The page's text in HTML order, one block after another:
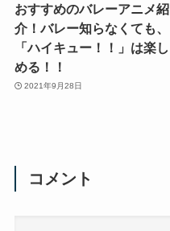
おすすめのバレーアニメ紹
介！バレー知らなくても、
「ハイキュー！！」は楽し
める！！
2021年9月28日
コメント